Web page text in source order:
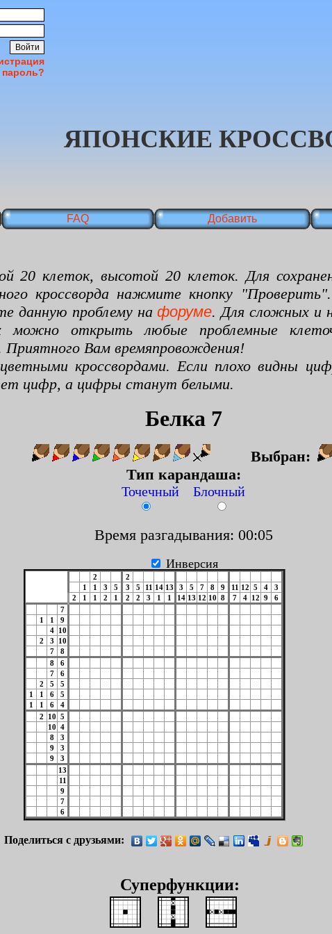
ЯПОНСКИЕ
FAQ Добавить
высотой 20 клеток. Для
кроссворда нажмите кнопку
данную проблему нафоруме. Для сложных и
открыть любые проблемные
Вам времяпровождения!
кроссвордами. Если плохо видны
цифр, а цифры станут белыми.
Белка 7
Выбран:
Тип карандаша:
Точечный Блочный
Время разгадывания: 00:06
Инверсия
2
2
1
1 3 5 3 5 11 14 13 3 5 7 8 9 11 12 5 4
3
2
1 1 2 1 2 2 3 1 1 14 13 12 10 8 7 4 12 9
6
7
1
1
9
4 10
2
3
10
7
8
8
6
7
6
2
5
5
1
1 6
5
1
1 6
4
2
10 5
10 4
8
3
9
3
9
3
13
11
9
7
6
Поделиться с друзьями:
Суперфункции: